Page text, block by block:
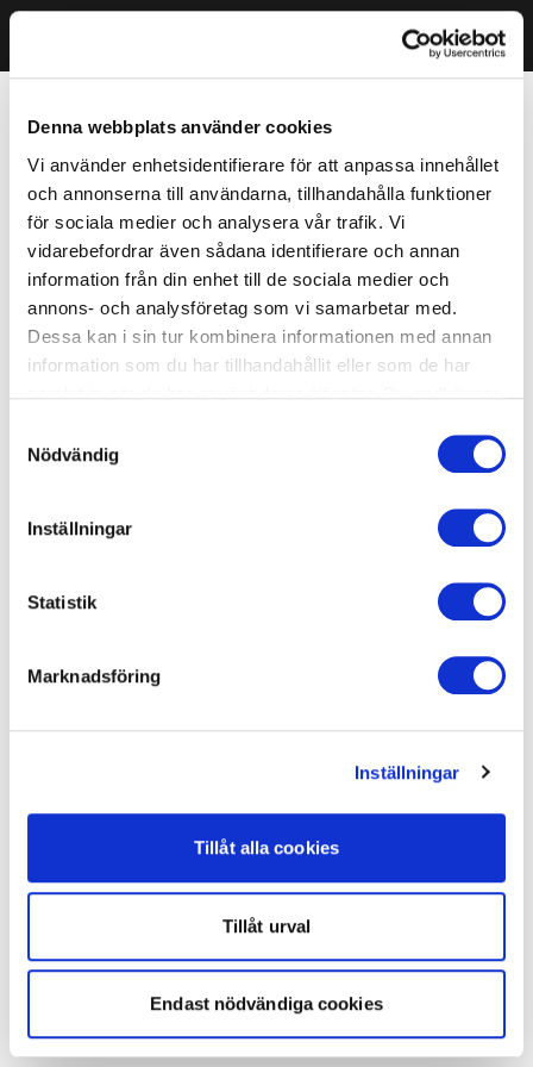
Denna webbplats använder cookies
Vi använder enhetsidentifierare för att anpassa innehållet
och annonserna till användarna, tillhandahålla funktioner
för sociala medier och analysera vår trafik. Vi
vidarebefordrar även sådana identifierare och annan
information från din enhet till de sociala medier och
annons- och analysföretag som vi samarbetar med.
Dessa kan i sin tur kombinera informationen med annan
information som du har tillhandahållit eller som de har
Nödvändig
Inställningar
Statistik
Marknadsföring
Inställningar
Tillåt alla cookies
Tillåt urval
Endast nödvändiga cookies